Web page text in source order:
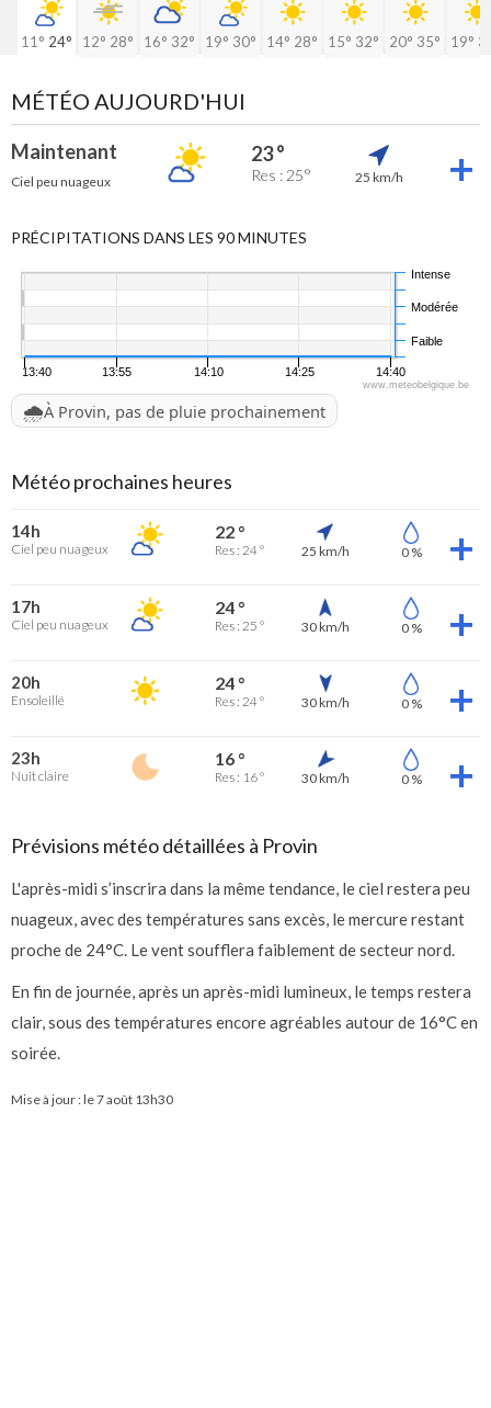
11° 24° 12° 28° 16° 32° 19° 30° 14° 28° 15° 32° 20° 35° 19°
MÉTÉO AUJOURD'HUI
Maintenant
Ciel peu nuageux
23 °
Res : 25° 25 km/h
PRÉCIPITATIONS DANS LES 90 MINUTES
13:40 13:55 14:10 14:25 14:40
Faible
Modérée
Intense
www.meteobelgique.be
🌧️À Provin, pas de pluie prochainement
Météo prochaines heures
14h
Ciel peu nuageux
22 °
Res : 24 ° 25 km/h 0 %
17h
Ciel peu nuageux
24 °
Res : 25 ° 30 km/h 0 %
20h
Ensoleillé
24 °
Res : 24 ° 30 km/h 0 %
23h
Nuit claire
16 °
Res : 16 ° 30 km/h 0 %
Prévisions météo détaillées à Provin
L'après-midi s’inscrira dans la même tendance, le ciel restera peu
nuageux, avec des températures sans excès, le mercure restant
proche de 24°C. Le vent soufflera faiblement de secteur nord.
En fin de journée, après un après-midi lumineux, le temps restera
clair, sous des températures encore agréables autour de 16°C en
soirée.
Mise à jour : le7 août 13h30